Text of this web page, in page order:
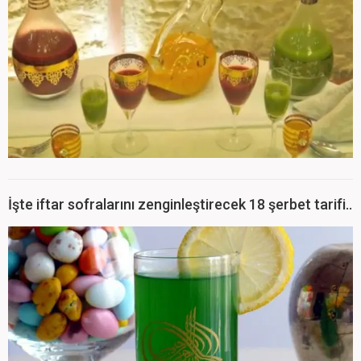
İşte iftar sofralarını zenginleştirecek 18 şerbet tarifi..